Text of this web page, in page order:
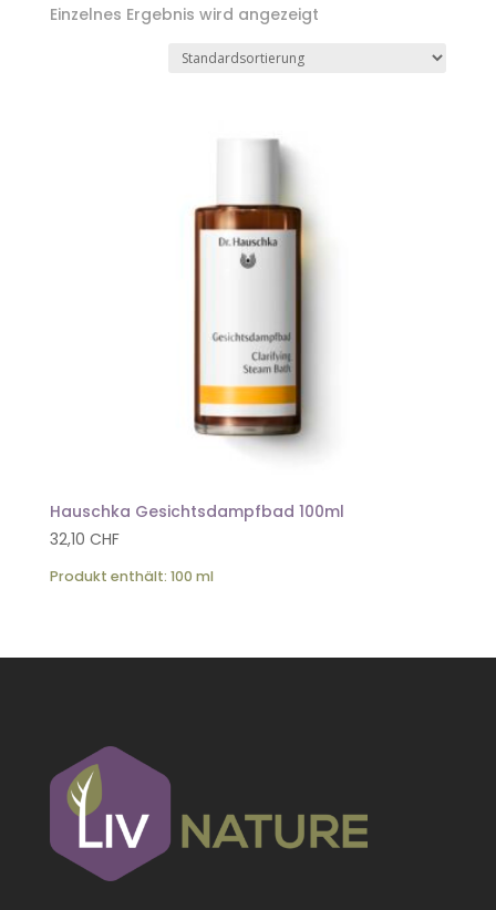
Einzelnes Ergebnis wird angezeigt
Hauschka Gesichtsdampfbad 100ml
32,10 CHF
Produkt enthält: 100 ml